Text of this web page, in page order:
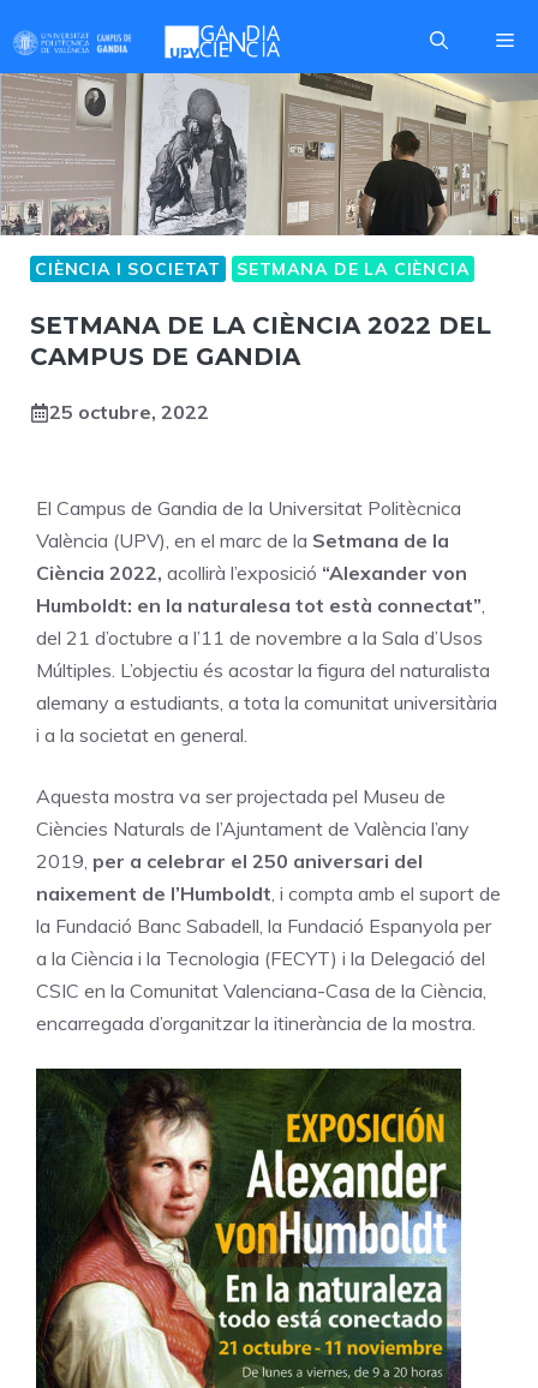
to
content
CIÈNCIA I SOCIETAT SETMANA DE LA CIÈNCIA
SETMANA DE LA CIÈNCIA 2022 DEL
CAMPUS DE GANDIA
25 octubre, 2022
El Campus de Gandia de la Universitat Politècnica
València (UPV), en el marc de la Setmana de la
Ciència 2022, acollirà l’exposició “Alexander von
Humboldt: en la naturalesa tot està connectat”
del 21 d’octubre a l’11 de novembre a la Sala d’Usos
Múltiples. L’objectiu és acostar la figura del naturalista
alemany a estudiants, a tota la comunitat universitària
i a la societat en general.
Aquesta mostra va ser projectada pel Museu de
Ciències Naturals de l’Ajuntament de València l’any
2019, per a celebrar el 250 aniversari del
naixement de l’Humboldt , i compta amb el suport de
la Fundació Banc Sabadell, la Fundació Espanyola per
a la Ciència i la Tecnologia (FECYT) i la Delegació del
CSIC en la Comunitat Valenciana-Casa de la Ciència,
encarregada d’organitzar la itinerància de la mostra.